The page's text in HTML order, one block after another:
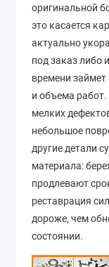
оригинальной
это касается
актуально
под заказ либо
времени займет
и объема
мелких
небольшое
другие детали
материала:
продлевают
реставрация
дороже, чем
состоянии.